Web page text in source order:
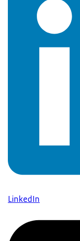
LinkedIn